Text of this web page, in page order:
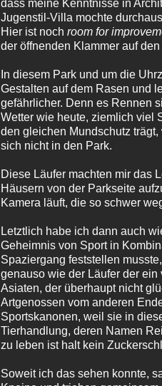
dass meine Kenntnisse in
Jugenstil-Villa mochte
Hier ist noch room for
der öffnenden Klammer auf
In diesem Park und um die
Gestalten auf dem Rasen und
gefährlicher. Denn es Rennen
Wetter wie heute, ziemlich viel
den gleichen Mundschutz
sich nicht in den Park.
Diese Läufer machten mir das
Häusern von der Parkseite
Kamera läuft, die so schwer
Letztlich habe ich dann auch
Geheimnis von Sport in
Spaziergang feststellen
genauso wie der Läufer der
Asiaten, der überhaupt nicht
Artgenossen vom anderen
Sportskanonen, weil sie in
Tierhandlung, deren Namen
zu leben ist halt kein
Soweit ich das sehen konnte,